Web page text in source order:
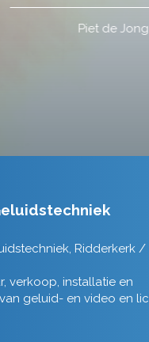
Ridderkerk /
verkoop, installatie en
geluid- en video en